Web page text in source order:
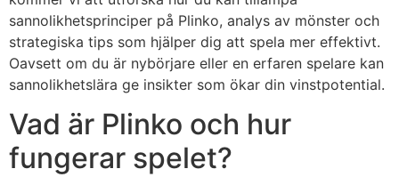
sannolikhetsprinciper på Plinko, analys av mönster och
strategiska tips som hjälper dig att spela mer effektivt.
Oavsett om du är nybörjare eller en erfaren spelare kan
sannolikhetslära ge insikter som ökar din vinstpotential.
Vad är Plinko och hur
fungerar spelet?